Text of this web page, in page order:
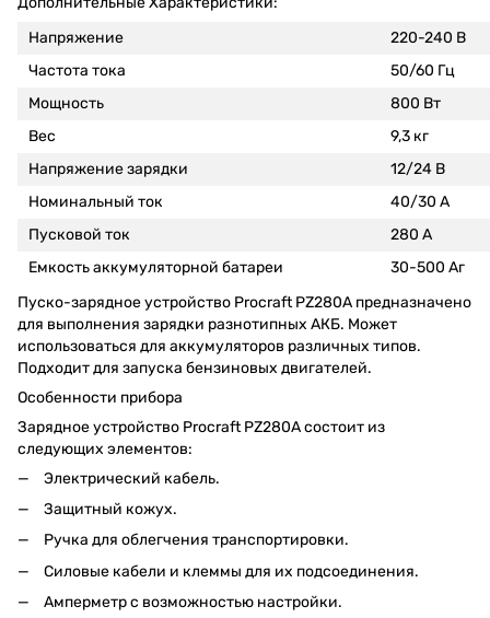
Напряжение
220-240 В
Частота тока
50/60 Гц
Мощность
800 Вт
Вес
9,3 кг
Напряжение зарядки
12/24 В
Номинальный ток
40/30 А
Пусковой ток
280 А
Емкость аккумуляторной батареи
30-500 Аг
Пуско-зарядное устройство Proсraft PZ280A предназначено
для выполнения зарядки разнотипных АКБ. Может
использоваться для аккумуляторов различных типов.
Подходит для запуска бензиновых двигателей.
Особенности прибора
Зарядное устройство Proсraft PZ280A состоит из
следующих элементов:
Электрический кабель.
Защитный кожух.
Ручка для облегчения транспортировки.
Силовые кабели и клеммы для их подсоединения.
Амперметр с возможностью настройки.